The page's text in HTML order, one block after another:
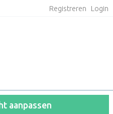
Registreren Login
aanpassen